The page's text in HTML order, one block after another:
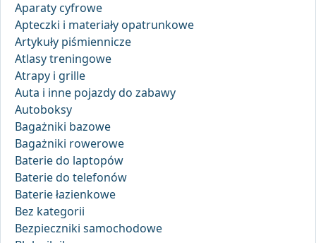
Aparaty cyfrowe
Apteczki i materiały opatrunkowe
Artykuły piśmiennicze
Atlasy treningowe
Atrapy i grille
Auta i inne pojazdy do zabawy
Autoboksy
Bagażniki bazowe
Bagażniki rowerowe
Baterie do laptopów
Baterie do telefonów
Baterie łazienkowe
Bez kategorii
Bezpieczniki samochodowe